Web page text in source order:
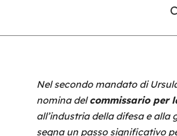
Nel secondo mandato di
nomina delcommissario per
all’industria della difesa e alla
segna un passo significativo